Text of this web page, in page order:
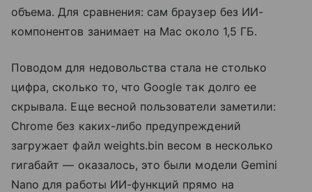
объема. Для сравнения: сам браузер без ИИ-
компонентов занимает на Mac около 1,5 ГБ.
Поводом для недовольства стала не столько
цифра, сколько то, что Google так долго ее
скрывала. Еще весной пользователи заметили:
Chrome без каких-либо предупреждений
загружает файл weights.bin весом в несколько
гигабайт — оказалось, это были модели Gemini
Nano для работы ИИ-функций прямо на